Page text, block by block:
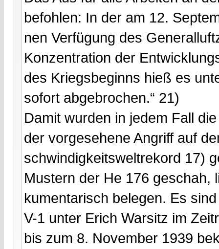
befohlen: In der am 12.
nen Verfügung des
Konzentration der
des Kriegsbeginns hieß es
sofort abgebrochen.“ 21)
Damit wurden in jedem Fall
der vorgesehene Angriff auf
schwindigkeitsweltrekord 17)
Mustern der He 176 geschah,
kumentarisch belegen. Es
V-1 unter Erich Warsitz im
bis zum 8. November 1939